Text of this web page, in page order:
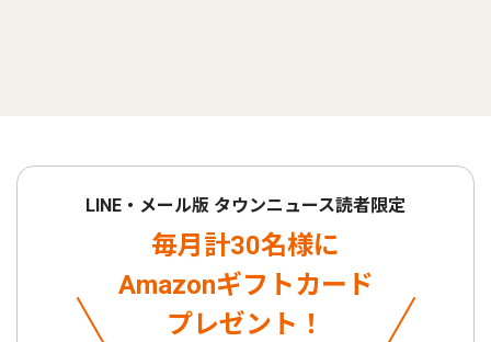
LINE・メール版 タウンニュース読者限定
毎月計30名様に
Amazonギフトカード
プレゼント！